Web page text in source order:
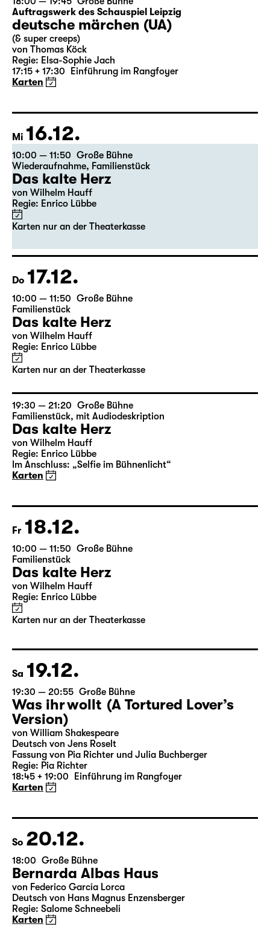
So 13.12.
18:00 — 19:45 Große Bühne
Auftragswerk des Schauspiel Leipzig
deutsche märchen (UA)
(& super creeps)
17:15 + 17:30 Einführung im Rangfoyer
Karten
Mi 16.12.
10:00 — 11:50
Große Bühne
Wiederaufnahme
Das kalte Herz
Regie: Enrico Lübbe
Karten nur an der Theaterkasse
Do 17.12.
10:00 — 11:50
Große Bühne
Familienstück
Das kalte Herz
Regie: Enrico Lübbe
Karten nur an der Theaterkasse
19:30 — 21:20 Große Bühne
Familienstück
mit Audiodeskription
Das kalte Herz
Im Anschluss: „Selfie im Bühnenlicht“
Karten
Fr 18.12.
10:00 — 11:50
Große Bühne
Familienstück
Das kalte Herz
Karten nur an der Theaterkasse
Sa 19.12.
19:30 — 20:55 Große Bühne
Was ihr wollt (A Tortured Lover’s
Version)
von William Shakespeare
Deutsch von Jens Roselt
18:45 + 19:00 Einführung im Rangfoyer
Karten
So 20.12.
18:00 Große Bühne
Bernarda Albas Haus